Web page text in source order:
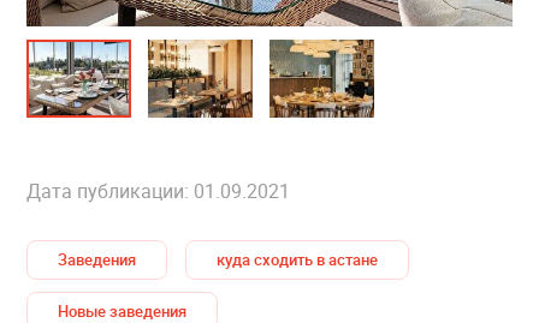
Дата публикации: 01.09.2021
Заведения куда сходить в астане
Новые заведения